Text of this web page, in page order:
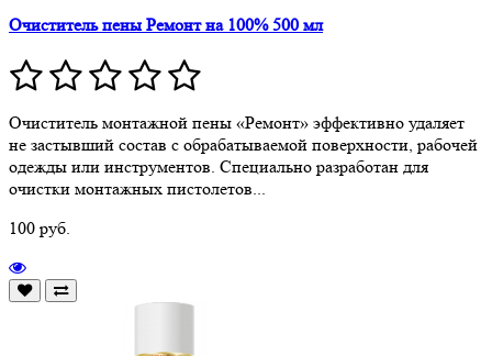
Очиститель пены Ремонт на 100% 500 мл
Очиститель монтажной пены «Ремонт» эффективно удаляет
не застывший состав с обрабатываемой поверхности, рабочей
одежды или инструментов. Специально разработан для
очистки монтажных пистолетов...
100 руб.